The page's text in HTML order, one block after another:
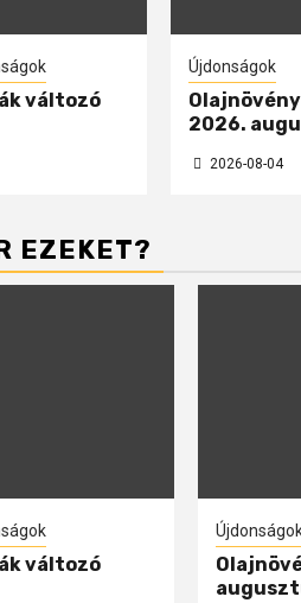
változó
Újdonságok
2026.
2026-08-04
EZEKET?
változó